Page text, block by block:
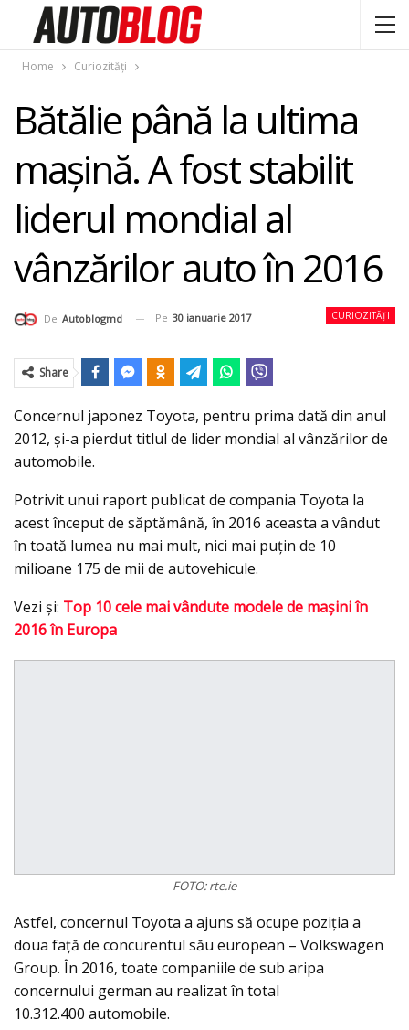
Home Curiozități
Bătălie până la ultima
maşină. A fost stabilit
liderul mondial al
vânzărilor auto în 2016
CURIOZITĂȚI
De Autoblogmd Pe 30 ianuarie 2017
Share
Concernul japonez Toyota, pentru prima dată din anul
2012, şi-a pierdut titlul de lider mondial al vânzărilor de
automobile.
Potrivit unui raport publicat de compania Toyota la
acest început de săptămână, în 2016 aceasta a vândut
în toată lumea nu mai mult, nici mai puţin de 10
milioane 175 de mii de autovehicule.
Vezi şi: Top 10 cele mai vândute modele de maşini în
2016 în Europa
FOTO: rte.ie
Astfel, concernul Toyota a ajuns să ocupe poziţia a
doua faţă de concurentul său european – Volkswagen
Group. În 2016, toate companiile de sub aripa
concernului german au realizat în total
10.312.400 automobile.